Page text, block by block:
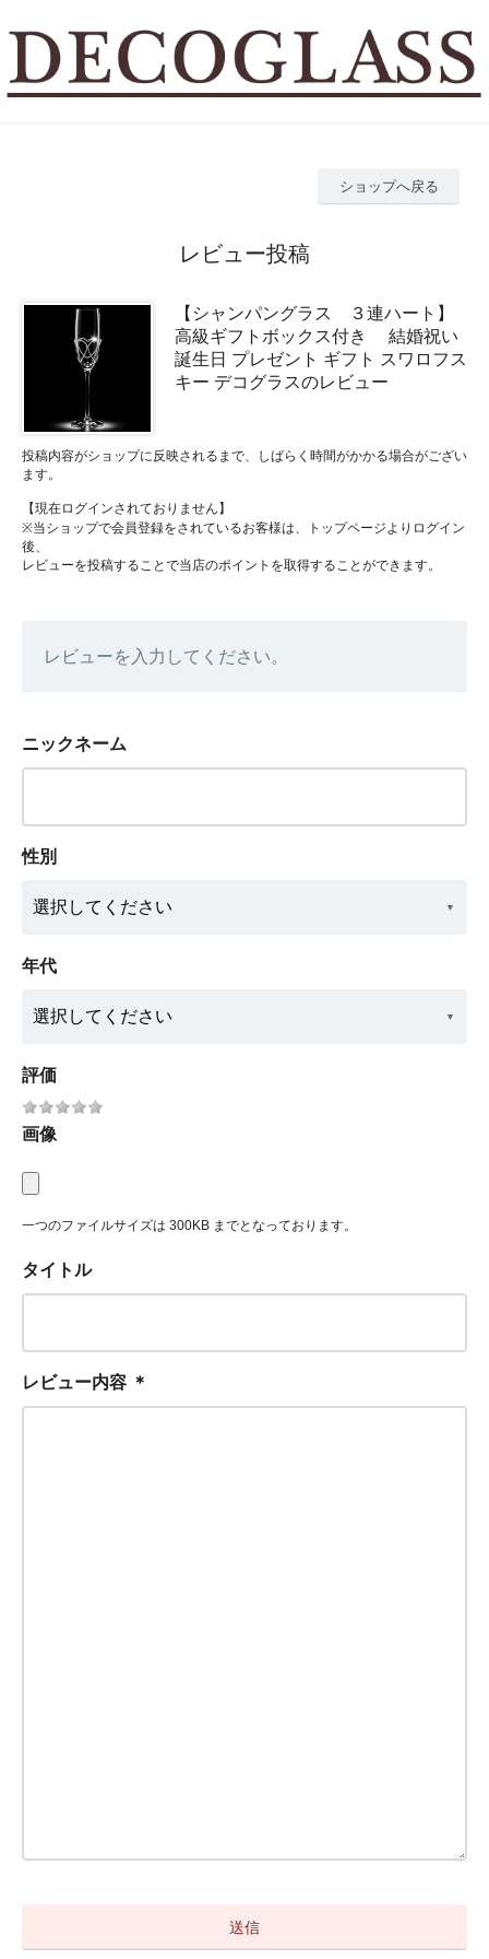
ショップへ戻る
レビュー投稿
【シャンパングラス ３連ハート】
高級ギフトボックス付き 結婚祝い
誕生日 プレゼント ギフト スワロフス
キー デコグラスのレビュー
投稿内容がショップに反映されるまで、しばらく時間がかかる場合がござい
ます。
【現在ログインされておりません】
※当ショップで会員登録をされているお客様は、トップページよりログイン
後、
レビューを投稿することで当店のポイントを取得することができます。
レビューを入力してください。
ニックネーム
性別
年代
評価
画像
一つのファイルサイズは 300KB までとなっております。
タイトル
レビュー内容 ＊